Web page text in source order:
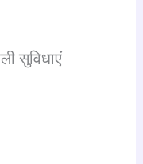
सुविधाएं